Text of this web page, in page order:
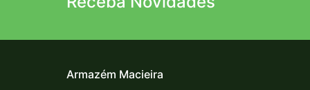
Armazém Macieira